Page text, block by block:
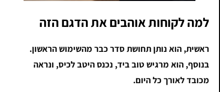
למה לקוחות אוהבים את הדגם הזה
ראשית, הוא נותן תחושת סדר כבר מהשימוש הראשון.
בנוסף, הוא מרגיש טוב ביד, נכנס היטב לכיס, ונראה
מכובד לאורך כל היום.